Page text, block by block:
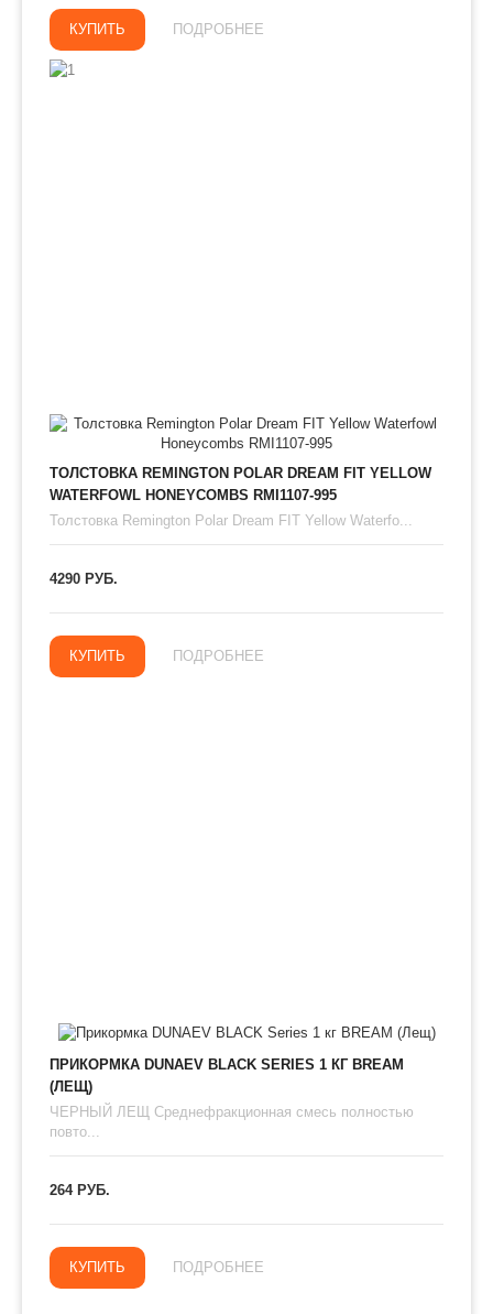
КУПИТЬ ПОДРОБНЕЕ
ТОЛСТОВКА REMINGTON POLAR DREAM FIT YELLOW
WATERFOWL HONEYCOMBS RMI1107-995
Толстовка Remington Polar Dream FIT Yellow Waterfo...
4290 РУБ.
КУПИТЬ ПОДРОБНЕЕ
ПРИКОРМКА DUNAEV BLACK SERIES 1 КГ BREAM
(ЛЕЩ)
ЧЕРНЫЙ ЛЕЩ Среднефракционная смесь полностью
повто...
264 РУБ.
КУПИТЬ ПОДРОБНЕЕ